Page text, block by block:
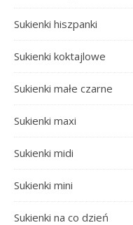
Sukienki hiszpanki
Sukienki koktajlowe
Sukienki małe czarne
Sukienki maxi
Sukienki midi
Sukienki mini
Sukienki na co dzień